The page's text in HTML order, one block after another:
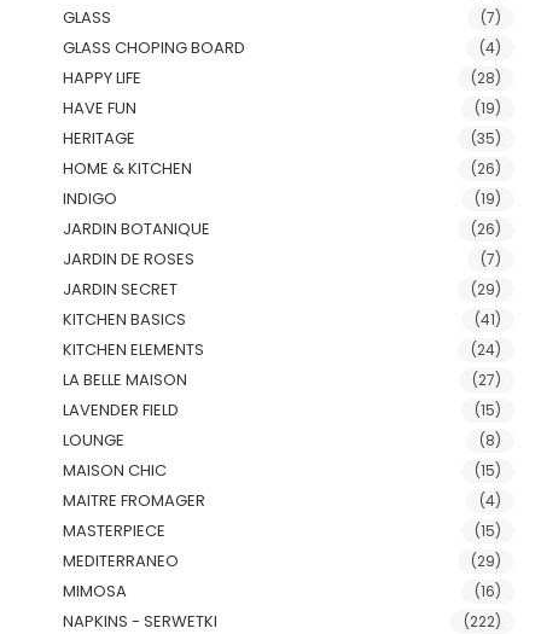
GLASS (7)
GLASS CHOPING BOARD (4)
HAPPY LIFE (28)
HAVE FUN (19)
HERITAGE (35)
HOME & KITCHEN (26)
INDIGO (19)
JARDIN BOTANIQUE (26)
JARDIN DE ROSES (7)
JARDIN SECRET (29)
KITCHEN BASICS (41)
KITCHEN ELEMENTS (24)
LA BELLE MAISON (27)
LAVENDER FIELD (15)
LOUNGE (8)
MAISON CHIC (15)
MAITRE FROMAGER (4)
MASTERPIECE (15)
MEDITERRANEO (29)
MIMOSA (16)
NAPKINS - SERWETKI (222)